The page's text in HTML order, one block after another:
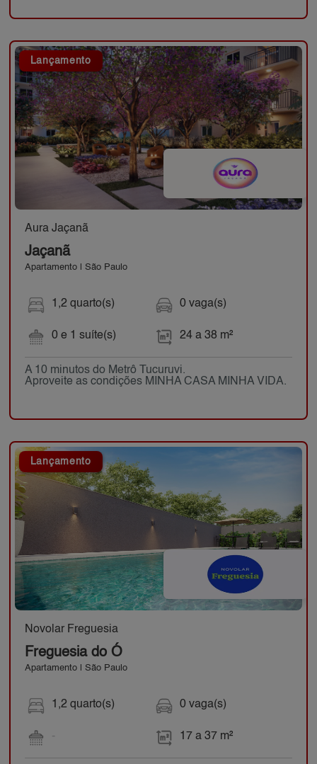
Lançamento
Aura Jaçanã
Jaçanã
Apartamento | São Paulo
1,2 quarto(s)
0 e 1 suíte(s)
0 vaga(s)
24 a 38 m²
A 10 minutos do Metrô Tucuruvi.
Aproveite as condições MINHA CASA MINHA VIDA.
Lançamento
Novolar Freguesia
Freguesia do Ó
Apartamento | São Paulo
1,2 quarto(s)
-
0 vaga(s)
17 a 37 m²